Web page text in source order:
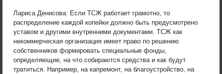
Лариса Денисова: Если ТСЖ работает грамотно, то
распределение каждой копейки должно быть предусмотрено
уставом и другими внутренними документами. ТСЖ как
некоммерческая организация имеет право по решению
собственников формировать специальные фонды,
определяющие, на что собираются средства и как будут
тратиться. Например, на капремонт, на благоустройство, на